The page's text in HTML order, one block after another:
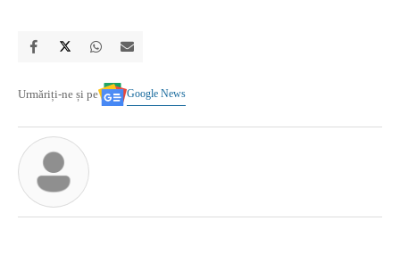
Urmăriți-ne și pe Google News